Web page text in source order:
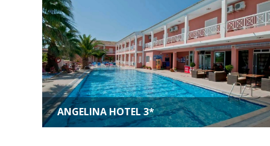
ANGELINA HOTEL 3*